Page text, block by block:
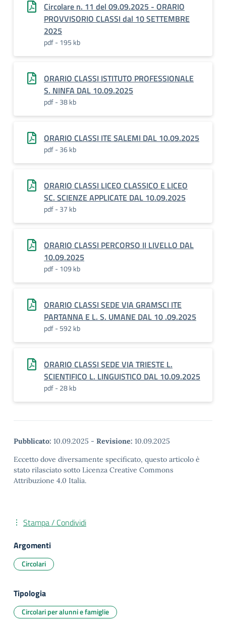
Circolare n. 11 del 09.09.2025 - ORARIO
PROVVISORIO CLASSI dal 10 SETTEMBRE
2025
pdf - 195 kb
ORARIO CLASSI ISTITUTO PROFESSIONALE
S. NINFA DAL 10.09.2025
pdf - 38 kb
ORARIO CLASSI ITE SALEMI DAL 10.09.2025
pdf - 36 kb
ORARIO CLASSI LICEO CLASSICO E LICEO
SC. SCIENZE APPLICATE DAL 10.09.2025
pdf - 37 kb
ORARIO CLASSI PERCORSO II LIVELLO DAL
10.09.2025
pdf - 109 kb
ORARIO CLASSI SEDE VIA GRAMSCI ITE
PARTANNA E L. S. UMANE DAL 10 .09.2025
pdf - 592 kb
ORARIO CLASSI SEDE VIA TRIESTE L.
SCIENTIFICO L. LINGUISTICO DAL 10.09.2025
pdf - 28 kb
Pubblicato: 10.09.2025 - Revisione: 10.09.2025
Eccetto dove diversamente specificato, questo articolo è
stato rilasciato sotto Licenza Creative Commons
Attribuzione 4.0 Italia.
Stampa / Condividi
Argomenti
Circolari
Tipologia
Circolari per alunni e famiglie